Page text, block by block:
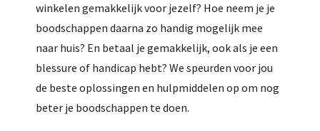
winkelen gemakkelijk voor jezelf? Hoe neem je je
boodschappen daarna zo handig mogelijk mee
naar huis? En betaal je gemakkelijk, ook als je een
blessure of handicap hebt? We speurden voor jou
de beste oplossingen en hulpmiddelen op om nog
beter je boodschappen te doen.